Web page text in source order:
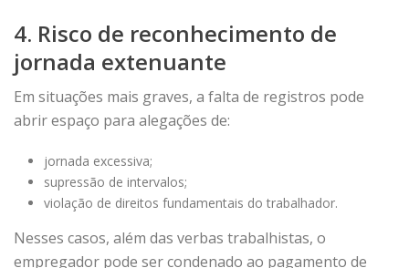
4. Risco de reconhecimento de
jornada extenuante
Em situações mais graves, a falta de registros pode
abrir espaço para alegações de:
jornada excessiva;
supressão de intervalos;
violação de direitos fundamentais do trabalhador.
Nesses casos, além das verbas trabalhistas, o
empregador pode ser condenado ao pagamento de